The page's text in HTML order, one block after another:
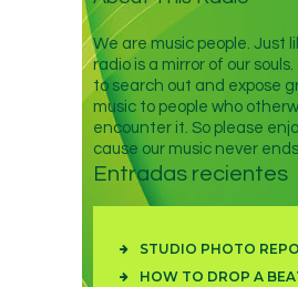
We are music people. Just
radio is a mirror of our
to search out and expose
music to people who
encounter it. So please
cause our music never ends.
Entradas recientes
STUDIO PHOTO
HOW TO DROP A